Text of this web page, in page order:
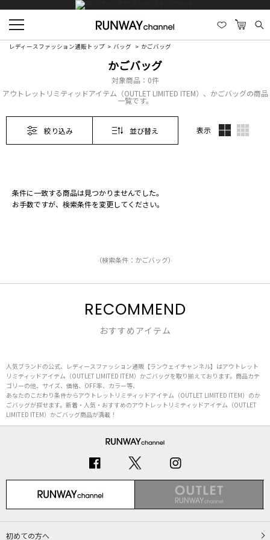
レディースファッション通販トップ バッグ かごバッグ
かごバッグ
対象商品： 0件
アウトレットリミティッドアイテム（OUTLET LIMITED ITEM）、かごバッグの商品
一覧です。
絞り込み 並び替え 表示
条件に一致する商品は見つかりませんでした。
お手数ですが、検索条件を変更してください。
（検索条件：かごバッグ）
RECOMMEND
おすすめアイテム
人気ブランドの公式、レディースファッション通販【ランウェイチャンネル】はアウトレット
リミティッドアイテム（OUTLET LIMITED ITEM）かごバッグを取り揃えております。商品カテ
ゴリーの他、サイズ、価格、OFF率、カラー等、
あなたのこだわり条件からアウトレットリミティッドアイテム（OUTLET LIMITED ITEM）のか
ごバッグが探せます。新着・人気・おすすめのアウトレットリミティッドアイテム（OUTLET
LIMITED ITEM）かごバッグ商品が満載！
初めての方へ